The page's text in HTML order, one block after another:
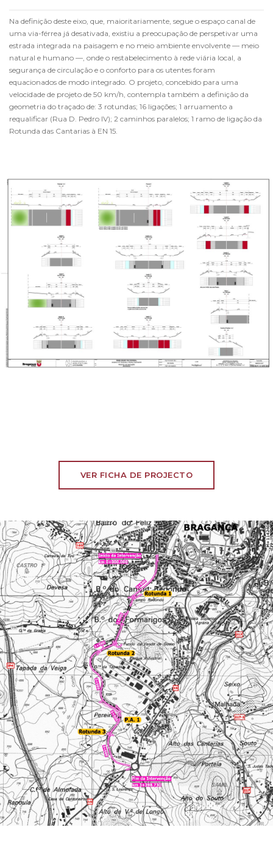
Na definição deste eixo, que, maioritariamente, segue o espaço canal de
uma via-férrea já desativada, existiu a preocupação de perspetivar uma
estrada integrada na paisagem e no meio ambiente envolvente — meio
natural e humano —, onde o restabelecimento à rede viária local, a
segurança de circulação e o conforto para os utentes foram
equacionados de modo integrado. O projeto, concebido para uma
velocidade de projeto de 50 km/h, contempla também a definição da
geometria do traçado de: 3 rotundas; 16 ligações; 1 arruamento a
requalificar (Rua D. Pedro IV); 2 caminhos paralelos; 1 ramo de ligação da
Rotunda das Cantarias à EN 15.
VER FICHA DE PROJECTO